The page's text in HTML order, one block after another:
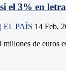
el 3% en
EL PAÍS 14 Feb,
millones de euros